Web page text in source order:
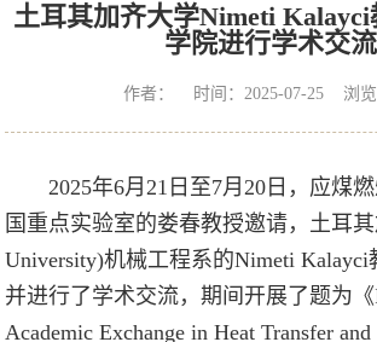
土耳其加齐大学Nimeti
学院进行学术交流
作者： 时间：2025-07-25 浏览
2025年6月21日至7月20日，应煤
国重点实验室的娄春教授邀请，土耳
University)机械工程系的Nimeti
并进行了学术交流，期间开展了题为《
Academic Exchange in Heat Transfer